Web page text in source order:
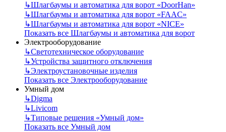
↳Шлагбаумы и автоматика для ворот «DoorHan»
↳Шлагбаумы и автоматика для ворот «FAAC»
↳Шлагбаумы и автоматика для ворот «NICE»
Показать все Шлагбаумы и автоматика для ворот
Электрооборудование
↳Светотехническое оборудование
↳Устройства защитного отключения
↳Электроустановочные изделия
Показать все Электрооборудование
Умный дом
↳Digma
↳Livicom
↳Типовые решения «Умный дом»
Показать все Умный дом